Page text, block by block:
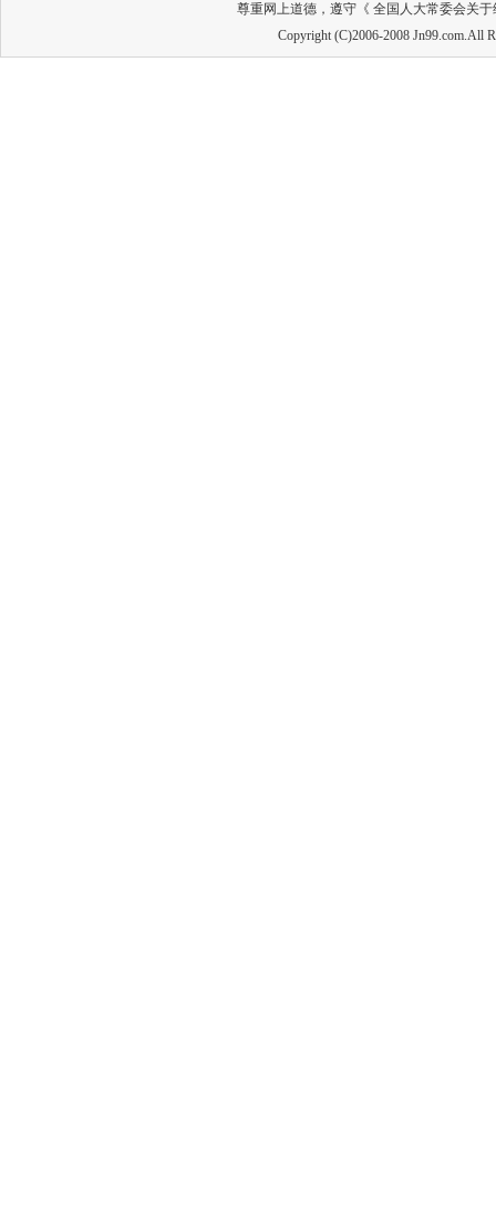
尊重网上道德，遵守《 全国人大常委会关
Copyright (C)2006-2008 Jn99.com.All